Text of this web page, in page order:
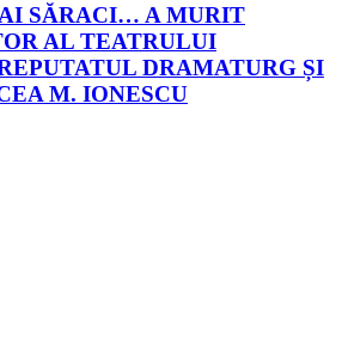
SĂRACI… A MURIT
AL TEATRULUI
DRAMATURG ȘI
M. IONESCU